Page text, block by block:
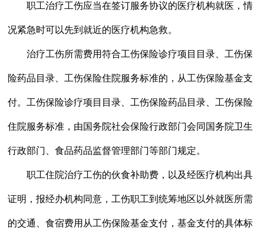
职工治疗工伤应当在签订服务协议的医疗机构就医，情
况紧急时可以先到就近的医疗机构急救。
治疗工伤所需费用符合工伤保险诊疗项目目录、工伤保
险药品目录、工伤保险住院服务标准的，从工伤保险基金支
付。工伤保险诊疗项目目录、工伤保险药品目录、工伤保险
住院服务标准，由国务院社会保险行政部门会同国务院卫生
行政部门、食品药品监督管理部门等部门规定。
职工住院治疗工伤的伙食补助费，以及经医疗机构出具
证明，报经办机构同意，工伤职工到统筹地区以外就医所需
的交通、食宿费用从工伤保险基金支付，基金支付的具体标